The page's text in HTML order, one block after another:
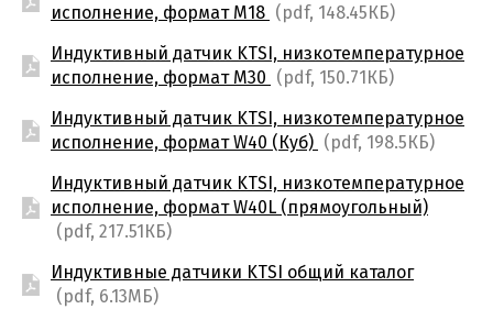
исполнение, формат M18 (pdf, 148.45КБ)
Индуктивный датчик KTSI, низкотемпературное
исполнение, формат M30 (pdf, 150.71КБ)
Индуктивный датчик KTSI, низкотемпературное
исполнение, формат W40 (Куб) (pdf, 198.5КБ)
Индуктивный датчик KTSI, низкотемпературное
исполнение, формат W40L (прямоугольный)
(pdf, 217.51КБ)
Индуктивные датчики KTSI общий каталог
(pdf, 6.13МБ)